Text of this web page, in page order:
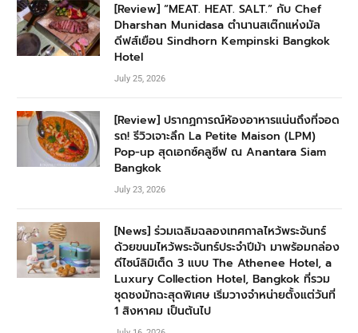
[Review] “MEAT. HEAT. SALT.” กับ Chef
Dharshan Munidasa ตำนานสเต๊กแห่งมัล
ดีฟส์เยือน Sindhorn Kempinski Bangkok
Hotel
July 25, 2026
[Review] ปรากฏการณ์ห้องอาหารแน่นถึงที่จอด
รถ! รีวิวเจาะลึก La Petite Maison (LPM)
Pop-up สุดเอกซ์คลูซีฟ ณ Anantara Siam
Bangkok
July 23, 2026
[News] ร่วมเฉลิมฉลองเทศกาลไหว้พระจันทร์
ด้วยขนมไหว้พระจันทร์ประจำปีม้า มาพร้อมกล่อง
ดีไซน์ลิมิเต็ด 3 แบบ The Athenee Hotel, a
Luxury Collection Hotel, Bangkok ที่รวม
ชุดชงมัทฉะสุดพิเศษ เริ่มวางจำหน่ายตั้งแต่วันที่
1 สิงหาคม เป็นต้นไป